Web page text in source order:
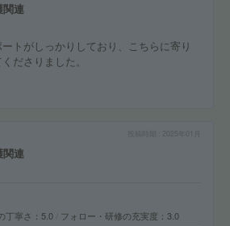
連
トがしっかりしており、こちらに寄り
ださりました。
2025年01月
連
丁寧さ 5.0 フォロー・研修の充実度 3.0